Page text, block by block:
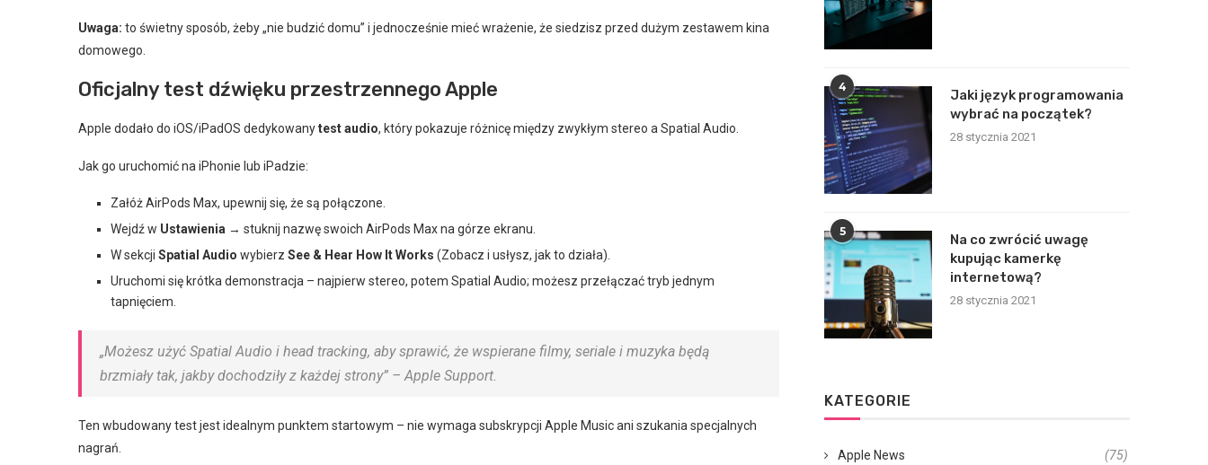
Uwaga: to świetny sposób, żeby „nie budzić domu” i jednocześnie mieć wrażenie, że siedzisz przed dużym zestawem kina
domowego.
Oficjalny test dźwięku przestrzennego Apple
Apple dodało do iOS/iPadOS dedykowanytest audio, który pokazuje różnicę między zwykłym stereo a Spatial Audio.
Jak go uruchomić na iPhonie lub iPadzie:
Załóż AirPods Max, upewnij się, że są połączone.
Wejdź w Ustawienia → stuknij nazwę swoich AirPods Max na górze ekranu.
W sekcji Spatial Audio wybierz See & Hear How It Works (Zobacz i usłysz, jak to działa).
Uruchomi się krótka demonstracja – najpierw stereo, potem Spatial Audio; możesz przełączać tryb jednym
tapnięciem.
„Możesz użyć Spatial Audio i head tracking, aby sprawić, że wspierane filmy, seriale i muzyka będą
brzmiały tak, jakby dochodziły z każdej strony” – Apple Support.
Ten wbudowany test jest idealnym punktem startowym – nie wymaga subskrypcji Apple Music ani szukania specjalnych
nagrań.
4
Jaki język programowania
wybrać na początek?
28 stycznia 2021
5
Na co zwrócić uwagę
kupując kamerkę
internetową?
28 stycznia 2021
KATEGORIE
Apple News (75)